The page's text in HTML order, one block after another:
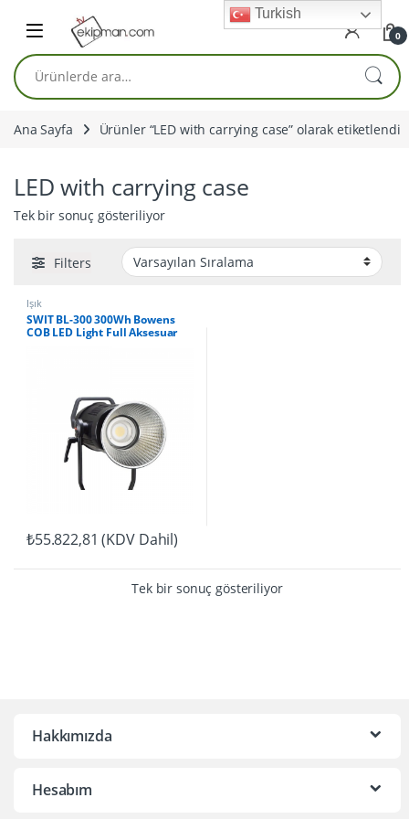
0
Ara:
Ana Sayfa Ürünler “LED with carrying case” olarak etiketlendi
LED with carrying case
Tek bir sonuç gösteriliyor
Filters
Işık
SWIT BL-300 300Wh Bowens
COB LED Light Full Aksesuar
₺55.822,81 (KDV Dahil)
Tek bir sonuç gösteriliyor
Hakkımızda
Hesabım
Turkish